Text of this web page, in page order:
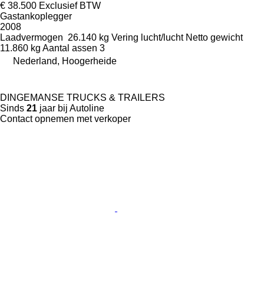
€ 38.500 Exclusief BTW
Gastankoplegger
2008
Laadvermogen 26.140 kg Vering lucht/lucht Netto gewicht
11.860 kg Aantal assen 3
Nederland, Hoogerheide
DINGEMANSE TRUCKS & TRAILERS
Sinds 21 jaar bij Autoline
Contact opnemen met verkoper